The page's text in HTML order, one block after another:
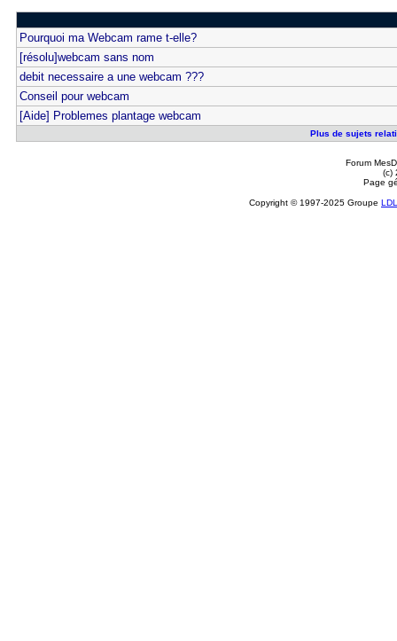
Pourquoi ma Webcam rame t-elle?
[résolu]webcam sans nom
debit necessaire a une webcam ???
Conseil pour webcam
[Aide] Problemes plantage webcam
Plus de sujets
Forum
(c)
Page
Copyright © 1997-2025 Groupe